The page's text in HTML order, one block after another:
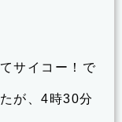
サイコー！で
が、4時30分